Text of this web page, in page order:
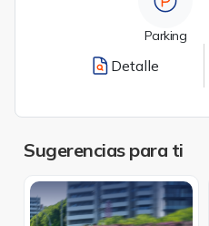
Parking
Detalle
Sugerencias para ti